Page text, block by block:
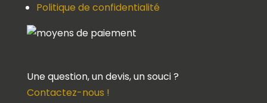
Politique de confidentialité
Une question, un devis, un souci ?
Contactez-nous !